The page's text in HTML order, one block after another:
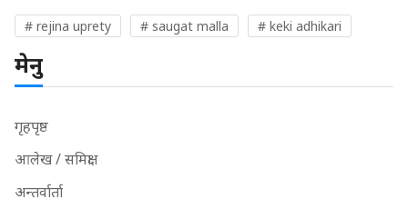
# rejina uprety # saugat malla # keki adhikari
मेनु
गृहपृष्ठ
आलेख / समिक्षा
अन्तर्वार्ता